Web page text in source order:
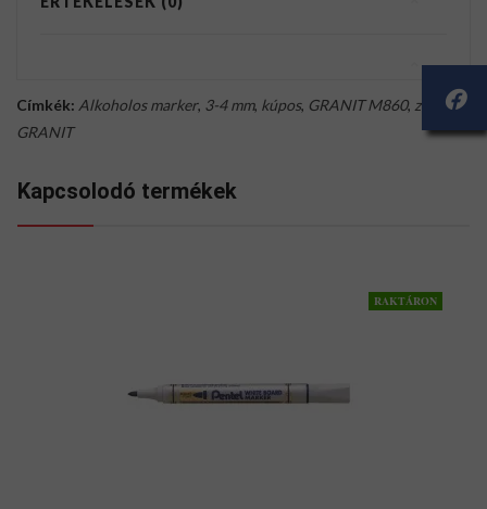
Címkék: Alkoholos marker, 3-4 mm, kúpos, GRANIT M860, zöld
GRANIT
Kapcsolodó termékek
RAKTÁRON